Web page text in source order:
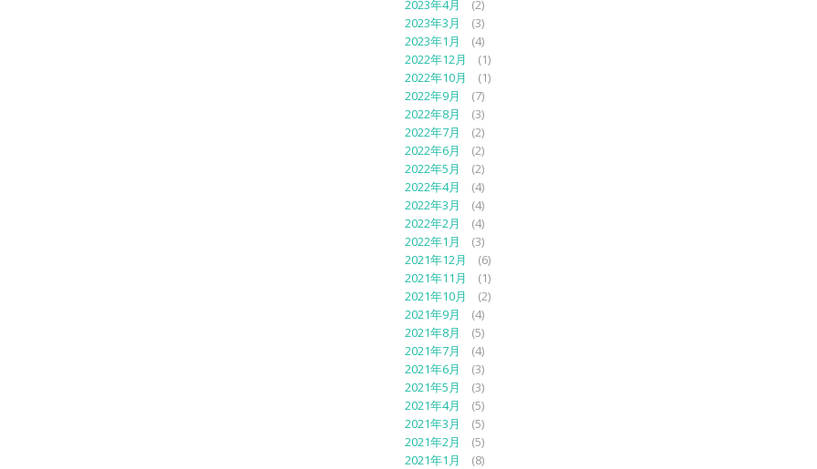
2023年4月
(2)
2023年3月
(3)
2023年1月
(4)
2022年12月
(1)
2022年10月
(1)
2022年9月
(7)
2022年8月
(3)
2022年7月
(2)
2022年6月
(2)
2022年5月
(2)
2022年4月
(4)
2022年3月
(4)
2022年2月
(4)
2022年1月
(3)
2021年12月
(6)
2021年11月
(1)
2021年10月
(2)
2021年9月
(4)
2021年8月
(5)
2021年7月
(4)
2021年6月
(3)
2021年5月
(3)
2021年4月
(5)
2021年3月
(5)
2021年2月
(5)
2021年1月
(8)